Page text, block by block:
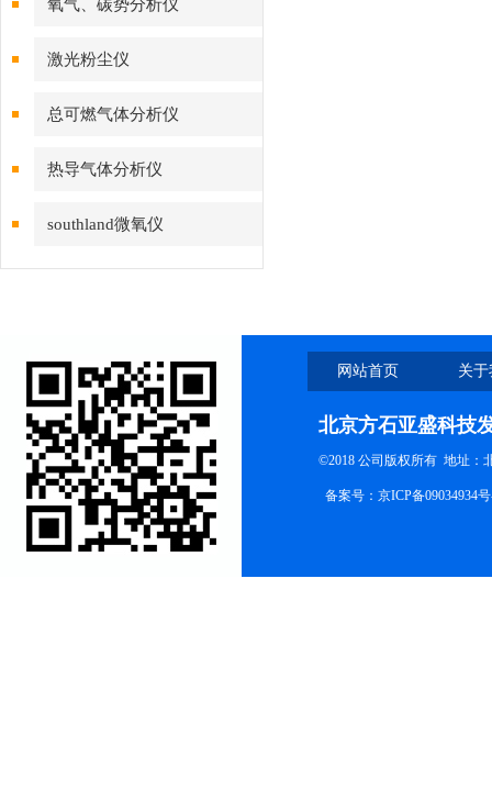
氧气、碳势分析仪
激光粉尘仪
总可燃气体分析仪
热导气体分析仪
southland微氧仪
网站首页 关
北京方石亚盛科技
©2018 公司版权所有 地址：
备案号： 京ICP备09034934